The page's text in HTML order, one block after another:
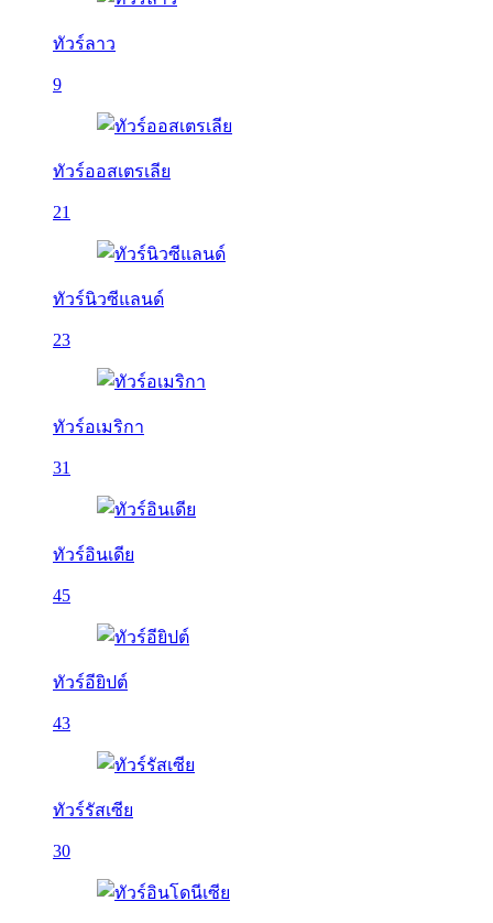
ทัวร์ลาว
9
ทัวร์ออสเตรเลีย
21
ทัวร์นิวซีแลนด์
23
ทัวร์อเมริกา
31
ทัวร์อินเดีย
45
ทัวร์อียิปต์
43
ทัวร์รัสเซีย
30